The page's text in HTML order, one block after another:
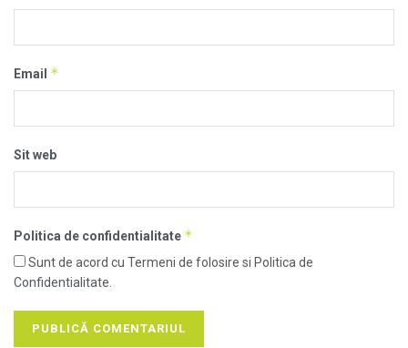
Email *
Sit web
Politica de confidentialitate *
Sunt de acord cu Termeni de folosire si Politica de
Confidentialitate.